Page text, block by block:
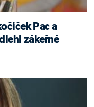
Pac a
zákeřné